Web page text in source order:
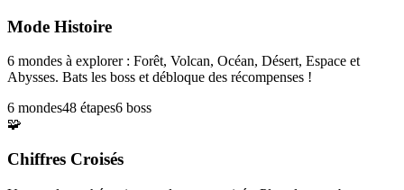
Mode Histoire
6 mondes à explorer : Forêt, Volcan, Océan, Désert, Espace et
Abysses. Bats les boss et débloque des récompenses !
6 mondes48 étapes6 boss
🧩
Chiffres Croisés